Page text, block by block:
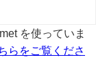
を使っていま
らをご覧くださ